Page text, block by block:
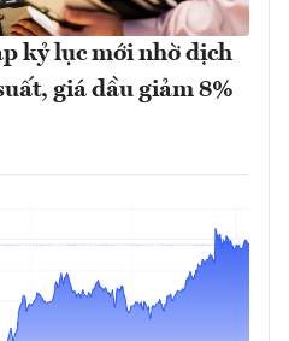
kỷ lục mới nhờ dịch
giá dầu giảm 8%